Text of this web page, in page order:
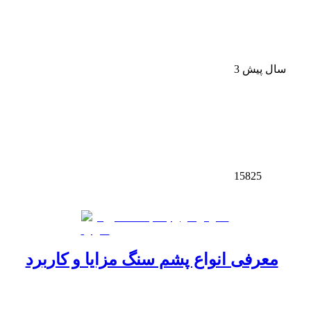
3 سال پیش
15825
معرفی انواع پشم سنگ مزایا و کاربرد